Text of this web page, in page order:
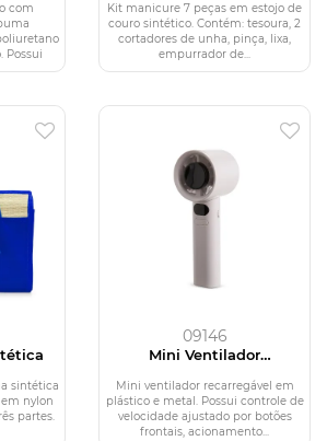
com
Possui
Kit manicure 7 peças em estojo de
couro sintético. Contém: tesoura, 2
cortadores de unha, pinça, lixa,
empurrador de...
sintética
nylon
partes.
09146
Mini Ventilador
Mini ventilador recarregável em
plástico e metal. Possui controle de
velocidade ajustado por botões
frontais, acionamento...